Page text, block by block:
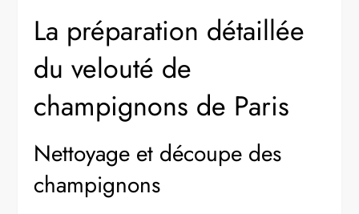
La préparation détaillée
du velouté de
champignons de Paris
Nettoyage et découpe des
champignons